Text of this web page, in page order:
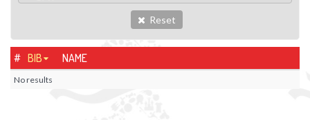
Reset
# BIB NAME
No results